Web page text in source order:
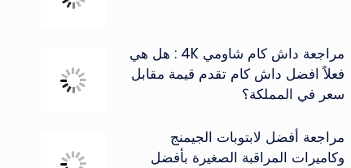
مراجعة داش كام شاومي 4K : هل هي
فعلاً افضل داش كام تقدم قيمة مقابل
سعر في المملكة؟
مراجعة أفضل لابتوبات الجيمنج
وكاميرات المراقبة الصغيرة بأفضل